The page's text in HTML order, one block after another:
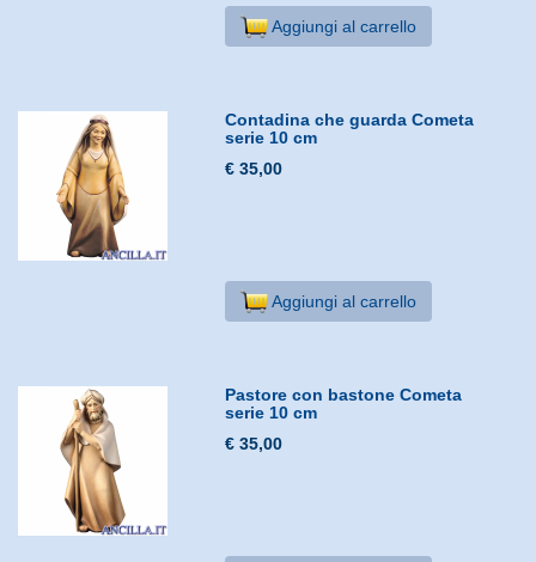
Aggiungi al carrello
Contadina che guarda Cometa
serie 10 cm
€ 35,00
Aggiungi al carrello
Pastore con bastone Cometa
serie 10 cm
€ 35,00